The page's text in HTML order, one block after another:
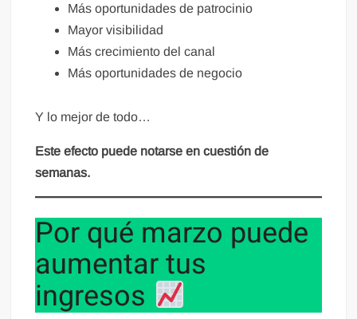
Más oportunidades de patrocinio
Mayor visibilidad
Más crecimiento del canal
Más oportunidades de negocio
Y lo mejor de todo…
Este efecto puede notarse en cuestión de
semanas.
Por qué marzo puede
aumentar tus
ingresos